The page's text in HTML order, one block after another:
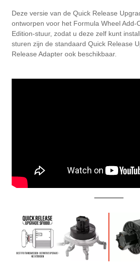
Deze versie van de Quick Release
ontworpen voor het Formula Wheel Add-
Edition-stuur, zodat u deze zelf kunt
sturen zijn de standaard Quick Release
Release Adapter ook beschikbaar.